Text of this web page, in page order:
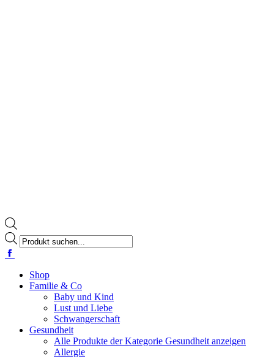
Products
search
opens
in
window
Shop
Familie & Co
Baby und Kind
Lust und Liebe
Schwangerschaft
Gesundheit
Alle Produkte der Kategorie Gesundheit anzeigen
Allergie